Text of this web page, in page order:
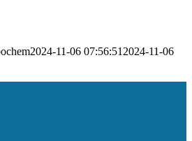
2024-11-06 07:56:51 2024-11-06